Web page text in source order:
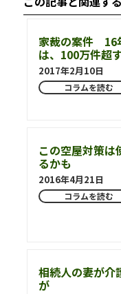
家裁の案件 16
は、100万件超
2017年2月10日
コラムを読む
この空屋対策は
るかも
2016年4月21日
コラムを読む
相続人の妻が介
が